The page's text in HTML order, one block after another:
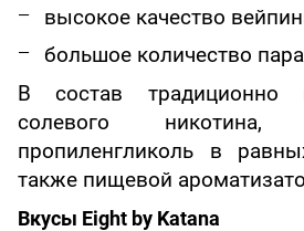
высокое качество
большое количество
В состав традиционно
солевого
пропиленгликоль в
также пищевой
Вкусы Eight by Katana